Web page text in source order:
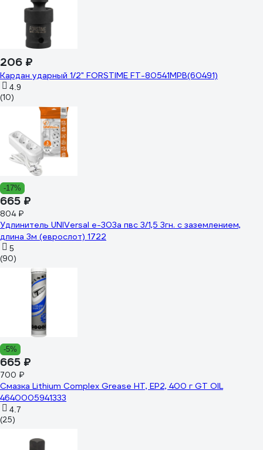
206 ₽
Кардан ударный 1/2" FORSTIME FT-80541MPB(60491)
4.9
(10)
-17%
665 ₽
804 ₽
Удлинитель UNIVersal е-303а пвс 3/1,5 3гн. с заземлением,
длина 3м (еврослот) 1722
5
(90)
-5%
665 ₽
700 ₽
Смазка Lithium Complex Grease HT, EP2, 400 г GT OIL
4640005941333
4.7
(25)